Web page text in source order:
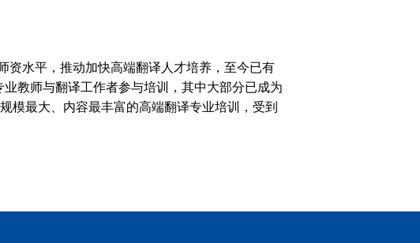
水平，推动加快高端翻译人才培养，至今已有
教师与翻译工作者参与培训，其中大部分已成为
模最大、内容最丰富的高端翻译专业培训，受到